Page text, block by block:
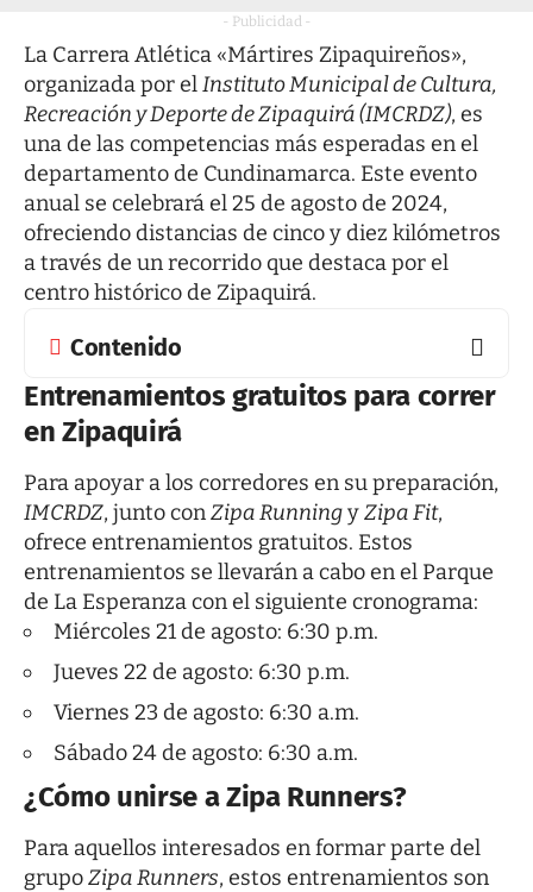
- Publicidad -
La Carrera Atlética «Mártires Zipaquireños»,
organizada por elInstituto Municipal de Cultura,
Recreación y Deporte de Zipaquirá (IMCRDZ), es
una de las competencias más esperadas en el
departamento de Cundinamarca. Este evento
anual se celebrará el 25 de agosto de 2024,
ofreciendo distancias de cinco y diez kilómetros
a través de un recorrido que destaca por el
centro histórico de Zipaquirá.
Contenido
Entrenamientos gratuitos para correr
en Zipaquirá
Para apoyar a los corredores en su preparación,
IMCRDZ, junto conZipa RunningyZipa Fit,
ofrece entrenamientos gratuitos. Estos
entrenamientos se llevarán a cabo en el Parque
de La Esperanza con el siguiente cronograma:
Miércoles 21 de agosto: 6:30 p.m.
Jueves 22 de agosto: 6:30 p.m.
Viernes 23 de agosto: 6:30 a.m.
Sábado 24 de agosto: 6:30 a.m.
¿Cómo unirse a Zipa Runners?
Para aquellos interesados en formar parte del
grupoZipa Runners, estos entrenamientos son